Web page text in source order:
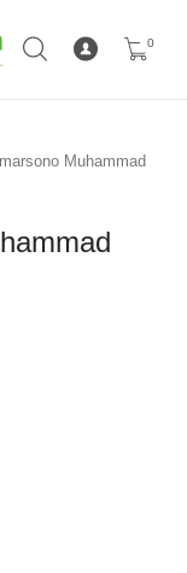
0
Muhammad